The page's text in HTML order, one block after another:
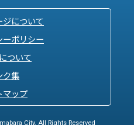
ジについて
ーポリシー
ついて
ク集
マップ
City. All Rights Reserved